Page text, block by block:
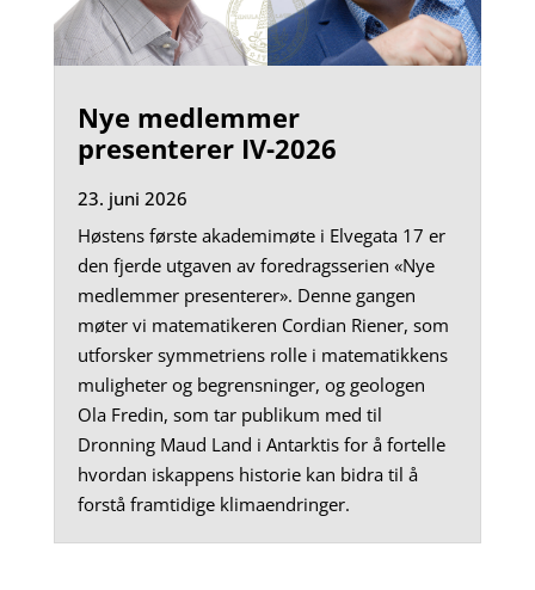
Nye medlemmer
presenterer IV-2026
23. juni 2026
Høstens første akademimøte i Elvegata 17 er
den fjerde utgaven av foredragsserien «Nye
medlemmer presenterer». Denne gangen
møter vi matematikeren Cordian Riener, som
utforsker symmetriens rolle i matematikkens
muligheter og begrensninger, og geologen
Ola Fredin, som tar publikum med til
Dronning Maud Land i Antarktis for å fortelle
hvordan iskappens historie kan bidra til å
forstå framtidige klimaendringer.